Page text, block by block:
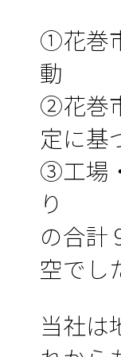
①花巻
②花巻
定に基
③工場
の合計
空でし
当社は